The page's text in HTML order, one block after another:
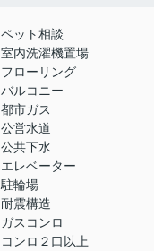
ペット相談
室内洗濯機置場
フローリング
バルコニー
都市ガス
公営水道
公共下水
エレベーター
駐輪場
耐震構造
ガスコンロ
コンロ２口以上